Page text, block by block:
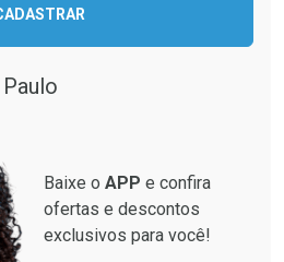
Baixe o APP e confira
ofertas e descontos
exclusivos para você!